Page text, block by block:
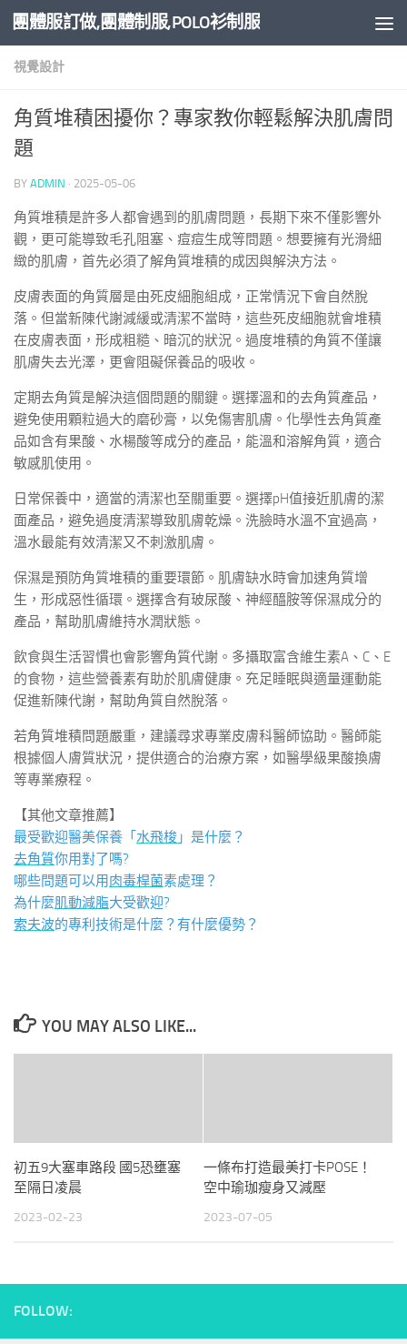
Skip to content
團體服訂做,團體制服,POLO衫制服
視覺設計
角質堆積困擾你？專家教你輕鬆解決肌膚問
題
BY ADMIN · 2025-05-06
角質堆積是許多人都會遇到的肌膚問題，長期下來不僅影響外
觀，更可能導致毛孔阻塞、痘痘生成等問題。想要擁有光滑細
緻的肌膚，首先必須了解角質堆積的成因與解決方法。
皮膚表面的角質層是由死皮細胞組成，正常情況下會自然脫
落。但當新陳代謝減緩或清潔不當時，這些死皮細胞就會堆積
在皮膚表面，形成粗糙、暗沉的狀況。過度堆積的角質不僅讓
肌膚失去光澤，更會阻礙保養品的吸收。
定期去角質是解決這個問題的關鍵。選擇溫和的去角質產品，
避免使用顆粒過大的磨砂膏，以免傷害肌膚。化學性去角質產
品如含有果酸、水楊酸等成分的產品，能溫和溶解角質，適合
敏感肌使用。
日常保養中，適當的清潔也至關重要。選擇pH值接近肌膚的潔
面產品，避免過度清潔導致肌膚乾燥。洗臉時水溫不宜過高，
溫水最能有效清潔又不刺激肌膚。
保濕是預防角質堆積的重要環節。肌膚缺水時會加速角質增
生，形成惡性循環。選擇含有玻尿酸、神經醯胺等保濕成分的
產品，幫助肌膚維持水潤狀態。
飲食與生活習慣也會影響角質代謝。多攝取富含維生素A、C、E
的食物，這些營養素有助於肌膚健康。充足睡眠與適量運動能
促進新陳代謝，幫助角質自然脫落。
若角質堆積問題嚴重，建議尋求專業皮膚科醫師協助。醫師能
根據個人膚質狀況，提供適合的治療方案，如醫學級果酸換膚
等專業療程。
【其他文章推薦】
最受歡迎醫美保養「 水飛梭 」是什麼？
去角質你用對了嗎?
哪些問題可以用肉毒桿菌素處理？
為什麼肌動減脂大受歡迎?
索夫波的專利技術是什麼？有什麼優勢？
YOU MAY ALSO LIKE...
初五9大塞車路段 國5恐壅塞
至隔日凌晨
2023-02-23
一條布打造最美打卡POSE！
空中瑜珈瘦身又減壓
2023-07-05
FOLLOW: